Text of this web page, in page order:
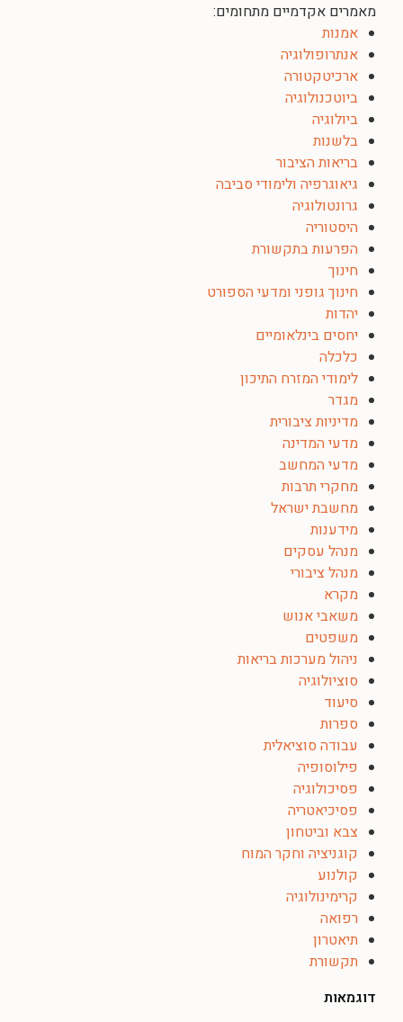
מאמרים אקדמיים מתחומים:
אמנות
אנתרופולוגיה
ארכיטקטורה
ביוטכנולוגיה
ביולוגיה
בלשנות
בריאות הציבור
גיאוגרפיה ולימודי סביבה
גרונטולוגיה
היסטוריה
הפרעות בתקשורת
חינוך
חינוך גופני ומדעי הספורט
יהדות
יחסים בינלאומיים
כלכלה
לימודי המזרח התיכון
מגדר
מדיניות ציבורית
מדעי המדינה
מדעי המחשב
מחקרי תרבות
מחשבת ישראל
מידענות
מנהל עסקים
מנהל ציבורי
מקרא
משאבי אנוש
משפטים
ניהול מערכות בריאות
סוציולוגיה
סיעוד
ספרות
עבודה סוציאלית
פילוסופיה
פסיכולוגיה
פסיכיאטריה
צבא וביטחון
קוגניציה וחקר המוח
קולנוע
קרימינולוגיה
רפואה
תיאטרון
תקשורת
דוגמאות